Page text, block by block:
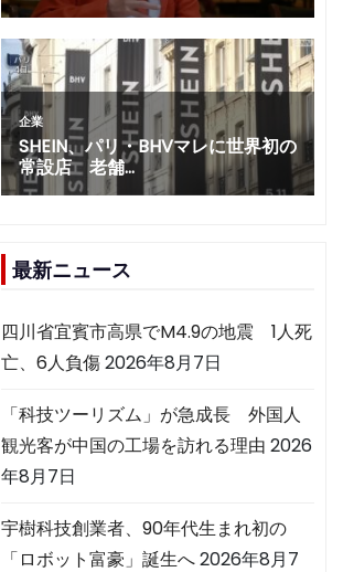
最新ニュース
四川省宜賓市高県でM4.9の地震 1人死
亡、6人負傷2026年8月7日
「科技ツーリズム」が急成長 外国人
観光客が中国の工場を訪れる理由 2026
年8月7日
宇樹科技創業者、90年代生まれ初の
「ロボット富豪」誕生へ2026年8月7